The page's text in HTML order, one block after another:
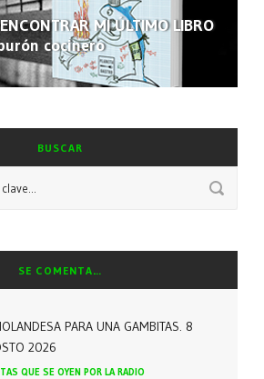
MI ÚLTIMO LIBRO
cocinero
BUSCAR
SE COMENTA…
PARA UNA GAMBITAS. 8
2026
QUE SE OYEN POR LA RADIO